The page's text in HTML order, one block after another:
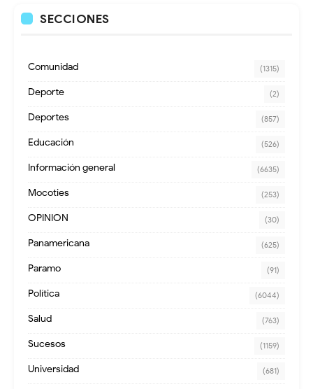
SECCIONES
Comunidad (1315)
Deporte (2)
Deportes (857)
Educación (526)
Información general (6635)
Mocoties (253)
OPINION (30)
Panamericana (625)
Paramo (91)
Política (6044)
Salud (763)
Sucesos (1159)
Universidad (681)